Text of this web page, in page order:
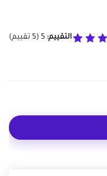
التقييم: 5
(
5 تقييم)